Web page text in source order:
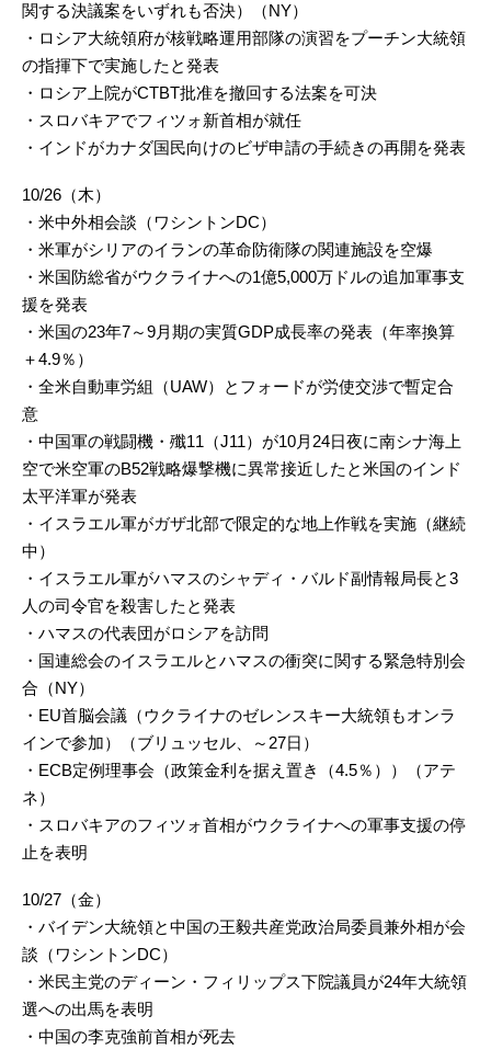
関する決議案をいずれも否決）（NY）
・ロシア大統領府が核戦略運用部隊の演習をプーチン大統領
の指揮下で実施したと発表
・ロシア上院がCTBT批准を撤回する法案を可決
・スロバキアでフィツォ新首相が就任
・インドがカナダ国民向けのビザ申請の手続きの再開を発表
10/26（木）
・米中外相会談（ワシントンDC）
・米軍がシリアのイランの革命防衛隊の関連施設を空爆
・米国防総省がウクライナへの1億5,000万ドルの追加軍事支
援を発表
・米国の23年7～9月期の実質GDP成長率の発表（年率換算
＋4.9％）
・全米自動車労組（UAW）とフォードが労使交渉で暫定合
意
・中国軍の戦闘機・殲11（J11）が10月24日夜に南シナ海上
空で米空軍のB52戦略爆撃機に異常接近したと米国のインド
太平洋軍が発表
・イスラエル軍がガザ北部で限定的な地上作戦を実施（継続
中）
・イスラエル軍がハマスのシャディ・バルド副情報局長と3
人の司令官を殺害したと発表
・ハマスの代表団がロシアを訪問
・国連総会のイスラエルとハマスの衝突に関する緊急特別会
合（NY）
・EU首脳会議（ウクライナのゼレンスキー大統領もオンラ
インで参加）（ブリュッセル、～27日）
・ECB定例理事会（政策金利を据え置き（4.5％））（アテ
ネ）
・スロバキアのフィツォ首相がウクライナへの軍事支援の停
止を表明
10/27（金）
・バイデン大統領と中国の王毅共産党政治局委員兼外相が会
談（ワシントンDC）
・米民主党のディーン・フィリップス下院議員が24年大統領
選への出馬を表明
・中国の李克強前首相が死去